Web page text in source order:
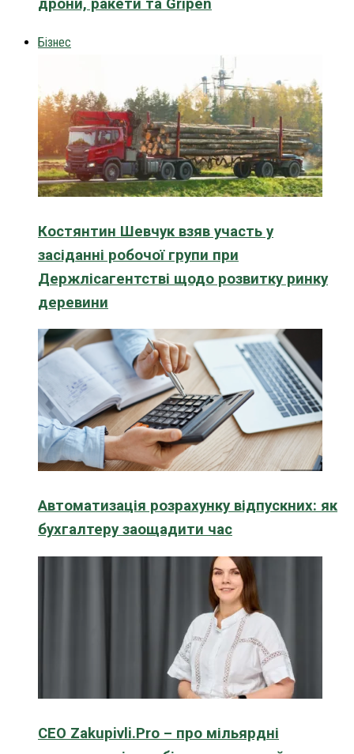
дрони, ракети та Gripen
Бізнес
Костянтин Шевчук взяв участь у
засіданні робочої групи при
Держлісагентстві щодо розвитку ринку
деревини
Автоматизація розрахунку відпускних: як
бухгалтеру заощадити час
CEO Zakupivli.Pro – про мільярдні